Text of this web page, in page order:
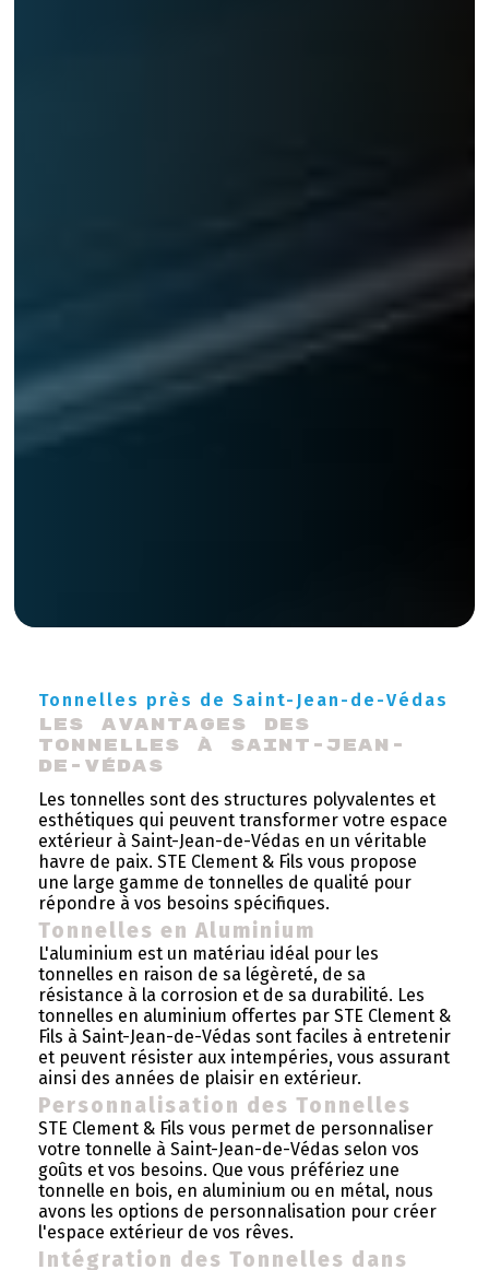
Tonnelles près de Saint-Jean-de-Védas
Les Avantages des
Tonnelles à Saint-Jean-
de-Védas
Les tonnelles sont des structures polyvalentes et
esthétiques qui peuvent transformer votre espace
extérieur à Saint-Jean-de-Védas en un véritable
havre de paix. STE Clement & Fils vous propose
une large gamme de tonnelles de qualité pour
répondre à vos besoins spécifiques.
Tonnelles en Aluminium
L'aluminium est un matériau idéal pour les
tonnelles en raison de sa légèreté, de sa
résistance à la corrosion et de sa durabilité. Les
tonnelles en aluminium offertes par STE Clement &
Fils à Saint-Jean-de-Védas sont faciles à entretenir
et peuvent résister aux intempéries, vous assurant
ainsi des années de plaisir en extérieur.
Personnalisation des Tonnelles
STE Clement & Fils vous permet de personnaliser
votre tonnelle à Saint-Jean-de-Védas selon vos
goûts et vos besoins. Que vous préfériez une
tonnelle en bois, en aluminium ou en métal, nous
avons les options de personnalisation pour créer
l'espace extérieur de vos rêves.
Intégration des Tonnelles dans